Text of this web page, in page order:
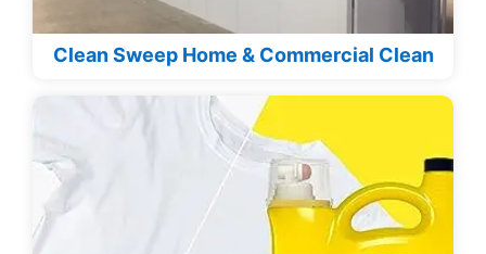
Clean Sweep Home & Commercial Clean